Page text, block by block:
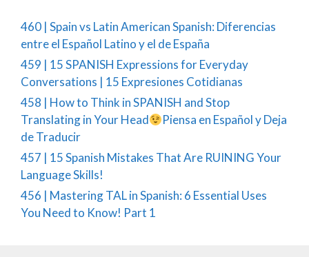
460 | Spain vs Latin American Spanish: Diferencias
entre el Español Latino y el de España
459 | 15 SPANISH Expressions for Everyday
Conversations | 15 Expresiones Cotidianas
458 | How to Think in SPANISH and Stop
Translating in Your Head
Piensa en Español y Deja
de Traducir
457 | 15 Spanish Mistakes That Are RUINING Your
Language Skills!
456 | Mastering TAL in Spanish: 6 Essential Uses
You Need to Know! Part 1